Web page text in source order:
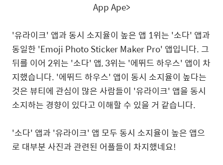
App Ape>
'유라이크' 앱과 동시 소지율이 높은 앱 1위는 '소다' 앱과
동일한 'Emoji Photo Sticker Maker Pro' 앱입니다. 그
뒤를 이어 2위는 '소다' 앱, 3위는 '에뛰드 하우스' 앱이 차
지했습니다. '에뛰드 하우스' 앱이 동시 소지율이 높다는
것은 뷰티에 관심이 많은 사람들이 '유라이크' 앱을 동시
소지하는 경향이 있다고 이해할 수 있을 거 같습니다.
'소다' 앱과 '유라이크' 앱 모두 동시 소지율이 높은 앱으
로 대부분 사진과 관련된 어플들이 차지했네요!